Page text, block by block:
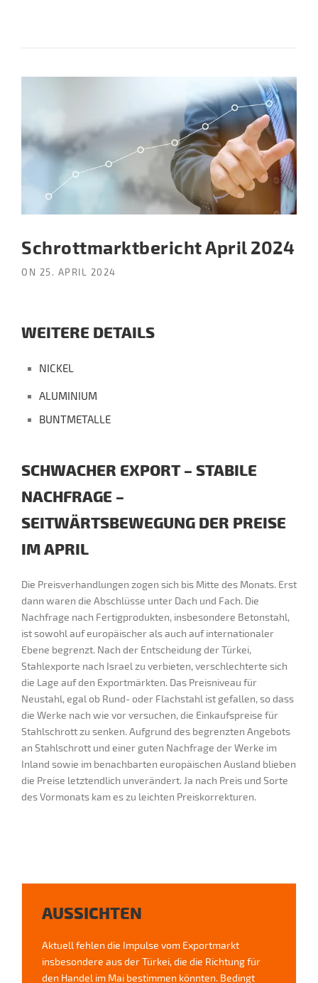
Schrottmarktbericht April 2024
ON 25. APRIL 2024
WEITERE DETAILS
NICKEL
ALUMINIUM
BUNTMETALLE
SCHWACHER EXPORT – STABILE
NACHFRAGE –
SEITWÄRTSBEWEGUNG DER PREISE
IM APRIL
Die Preisverhandlungen zogen sich bis Mitte des Monats. Erst
dann waren die Abschlüsse unter Dach und Fach. Die
Nachfrage nach Fertigprodukten, insbesondere Betonstahl,
ist sowohl auf europäischer als auch auf internationaler
Ebene begrenzt. Nach der Entscheidung der Türkei,
Stahlexporte nach Israel zu verbieten, verschlechterte sich
die Lage auf den Exportmärkten. Das Preisniveau für
Neustahl, egal ob Rund- oder Flachstahl ist gefallen, so dass
die Werke nach wie vor versuchen, die Einkaufspreise für
Stahlschrott zu senken. Aufgrund des begrenzten Angebots
an Stahlschrott und einer guten Nachfrage der Werke im
Inland sowie im benachbarten europäischen Ausland blieben
die Preise letztendlich unverändert. Ja nach Preis und Sorte
des Vormonats kam es zu leichten Preiskorrekturen.
AUSSICHTEN
Aktuell fehlen die Impulse vom Exportmarkt
insbesondere aus der Türkei, die die Richtung für
den Handel im Mai bestimmen könnten. Bedingt